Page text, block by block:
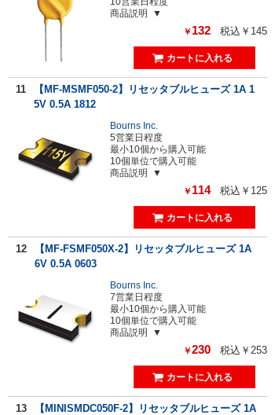
商品説明
￥ 132 税込￥145
11
【MF-MSMF050-2】リセッタブルヒューズ 1A 1
5V 0.5A 1812
Bourns Inc.
5営業日程度
最小10個から購入可能
10個単位で購入可能
商品説明
￥ 114 税込￥125
12
【MF-FSMF050X-2】リセッタブルヒューズ 1A
6V 0.5A 0603
Bourns Inc.
7営業日程度
最小10個から購入可能
10個単位で購入可能
商品説明
￥230 税込￥253
13
【MINISMDC050F-2】リセッタブルヒューズ 1A